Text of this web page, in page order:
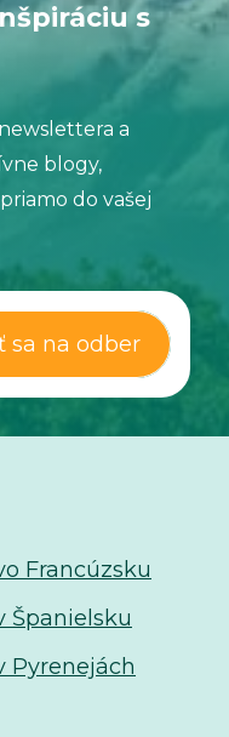
s
a
blogy,
do vašej
sa na odber
Francúzsku
Španielsku
Pyrenejách